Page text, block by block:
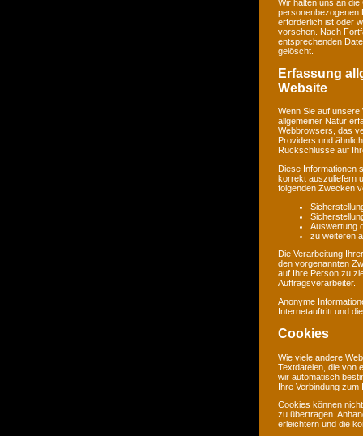
Wir halten uns an
personenbezogenen
erforderlich ist oder
vorsehen. Nach
entsprechenden
gelöscht.
Erfassung
Website
Wenn Sie auf
allgemeiner Natur
Webbrowsers, das
Providers und
Rückschlüsse auf
Diese Informationen
korrekt auszuliefern
folgenden Zwecken
Auswertung
zu weiteren
Die Verarbeitung
den vorgenannten
auf Ihre Person zu
Auftragsverarbeiter.
Anonyme
Internetauftritt und
Cookies
Wie viele andere
Textdateien, die von
wir automatisch
Ihre Verbindung zum
Cookies können
zu übertragen.
erleichtern und die